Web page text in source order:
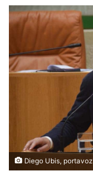
n
a
n
e
i
Diego Ubis,